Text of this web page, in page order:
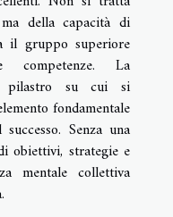
della capacità di
il gruppo superiore
competenze. La
pilastro su cui si
fondamentale
Senza una
obiettivi, strategie e
mentale collettiva